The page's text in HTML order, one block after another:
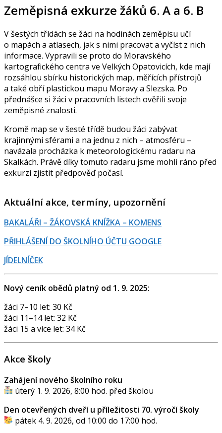
Zeměpisná exkurze žáků 6. A a 6. B
V šestých třídách se žáci na hodinách zeměpisu učí
o mapách a atlasech, jak s nimi pracovat a vyčíst z nich
informace. Vypravili se proto do Moravského
kartografického centra ve Velkých Opatovicích, kde mají
rozsáhlou sbírku historických map, měřících přístrojů
a také obří plastickou mapu Moravy a Slezska. Po
přednášce si žáci v pracovních listech ověřili svoje
zeměpisné znalosti.
Kromě map se v šesté třídě budou žáci zabývat
krajinnými sférami a na jednu z nich – atmosféru –
navázala procházka k meteorologickému radaru na
Skalkách. Právě díky tomuto radaru jsme mohli ráno před
exkurzí zjistit předpověď počasí.
Aktuální akce, termíny, upozornění
BAKALÁŘI – ŽÁKOVSKÁ KNÍŽKA – KOMENS
PŘIHLÁŠENÍ DO ŠKOLNÍHO ÚČTU GOOGLE
JÍDELNÍČEK
Nový ceník obědů platný od 1. 9. 2025:
žáci 7–10 let: 30 Kč
žáci 11–14 let: 32 Kč
žáci 15 a více let: 34 Kč
Akce školy
Zahájení nového školního roku
úterý 1. 9. 2026, 8:00 hod. před školou
Den otevřených dveří u příležitosti 70. výročí školy
pátek 4. 9. 2026, od 10:00 do 17:00 hod.